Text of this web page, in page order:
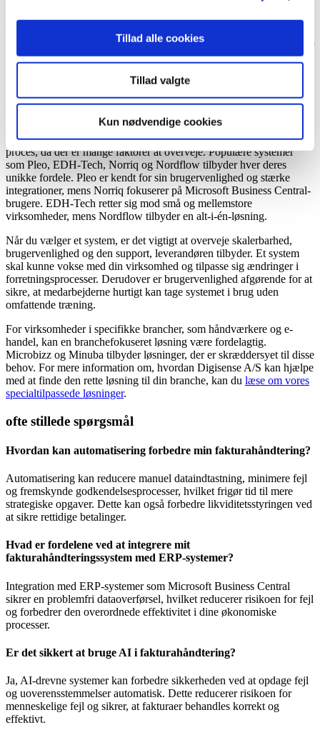
Tillad alle cookies
Tillad valgte
Kun nødvendige cookies
Endelig erformat-kompatibiliteten kritisk faktor for mange
virksomheder, der håndterer fakturaer i forskellige formater som
PDF, XML, OIO og PEPPOL. Digisense A/S tilbyder løsninger, der
kan håndtere disse forskellige formater uden problemer. For mere
på tværs af formater, kan du læse om vores e-faktura løsninger
At vælge det rette fakturahåndteringssystem kan være en kompleks
proces, da der er mange faktorer at overveje. Populære systemer
som Pleo, EDH-Tech, Norriq og Nordflow tilbyder hver deres
unikke fordele. Pleo er kendt for sin brugervenlighed og stærke
integrationer, mens Norriq fokuserer på Microsoft Business Central-
brugere. EDH-Tech retter sig mod små og mellemstore
virksomheder, mens Nordflow tilbyder en alt-i-én-løsning.
Når du vælger et system, er det vigtigt at overveje skalerbarhed,
brugervenlighed og den support, leverandøren tilbyder. Et system
skal kunne vokse med din virksomhed og tilpasse sig ændringer i
forretningsprocesser. Derudover er brugervenlighed afgørende for at
sikre, at medarbejderne hurtigt kan tage systemet i brug uden
omfattende træning.
For virksomheder i specifikke brancher, som håndværkere og e-
handel, kan en branchefokuseret løsning være fordelagtig.
Microbizz og Minuba tilbyder løsninger, der er skræddersyet til disse
behov. For mere information om, hvordan Digisense A/S kan hjælpe
med at finde den rette løsning til din branche, kan du læse om vores
specialtilpassede løsninger.
ofte stillede spørgsmål
Hvordan kan automatisering forbedre min fakturahåndtering?
Automatisering kan reducere manuel dataindtastning, minimere fejl
og fremskynde godkendelsesprocesser, hvilket frigør tid til mere
strategiske opgaver. Dette kan også forbedre likviditetsstyringen ved
at sikre rettidige betalinger.
Hvad er fordelene ved at integrere mit
fakturahåndteringssystem med ERP-systemer?
Integration med ERP-systemer som Microsoft Business Central
sikrer en problemfri dataoverførsel, hvilket reducerer risikoen for fejl
og forbedrer den overordnede effektivitet i dine økonomiske
processer.
Er det sikkert at bruge AI i fakturahåndtering?
Ja, AI-drevne systemer kan forbedre sikkerheden ved at opdage fejl
og uoverensstemmelser automatisk. Dette reducerer risikoen for
menneskelige fejl og sikrer, at fakturaer behandles korrekt og
effektivt.